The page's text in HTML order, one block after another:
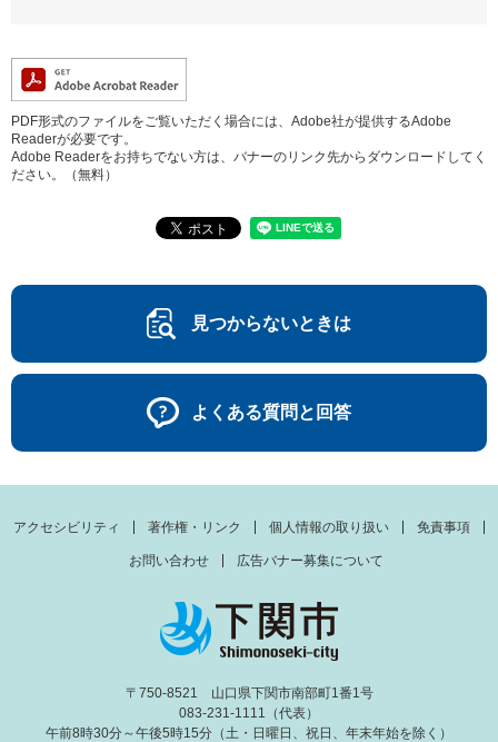
PDF形式のファイルをご覧いただく場合には、Adobe社が提供するAdobe
Readerが必要です。
Adobe Readerをお持ちでない方は、バナーのリンク先からダウンロードしてく
ださい。（無料）
見つからないときは
よくある質問と回答
アクセシビリティ 著作権・リンク 個人情報の取り扱い 免責事項
お問い合わせ 広告バナー募集について
〒750-8521 山口県下関市南部町1番1号
083-231-1111（代表）
午前8時30分～午後5時15分（土・日曜日、祝日、年末年始を除く）